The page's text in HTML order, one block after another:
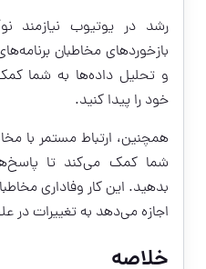
رشد در یوتیوب نیازمند
بازخوردهای مخاطبان
و تحلیل داده‌ها به شما
خود را پیدا کنید.
همچنین، ارتباط مستمر با
شما کمک می‌کند تا
بدهید. این کار وفاداری
اجازه می‌دهد به تغییرات در
خلاصه